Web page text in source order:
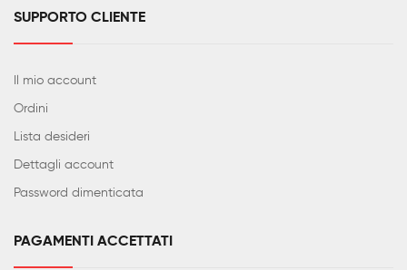
SUPPORTO CLIENTE
Il mio account
Ordini
Lista desideri
Dettagli account
Password dimenticata
PAGAMENTI ACCETTATI